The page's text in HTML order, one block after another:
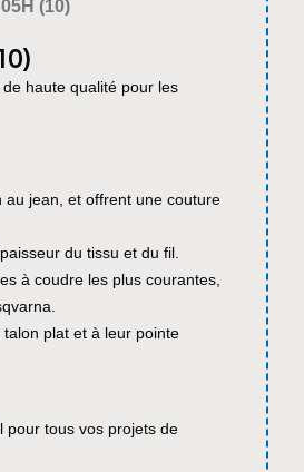
(10)
haute qualité pour les
au jean, et offrent une couture
du tissu et du fil.
à coudre les plus courantes,
plat et à leur pointe
pour tous vos projets de